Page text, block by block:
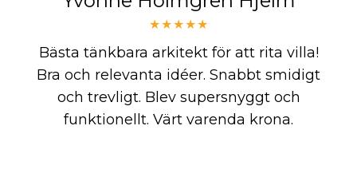
★★★★★
Bästa tänkbara arkitekt för att rita villa!
Bra och relevanta idéer. Snabbt smidigt
och trevligt. Blev supersnyggt och
funktionellt. Värt varenda krona.